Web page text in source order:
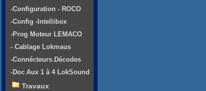
-Configuration - ROCO
-Config -Intellibox
-Prog Moteur LEMACO
- Cablage Lokmaus
-Connécteurs.Décodes
-Doc Aux 1 à 4 LokSound
Travaux